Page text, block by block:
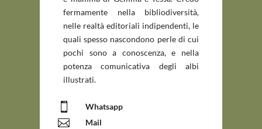
fermamente nella bibliodiversità,
nelle realtà editoriali indipendenti, le
quali spesso nascondono perle di cui
pochi sono a conoscenza, e nella
potenza comunicativa degli albi
illustrati.
 Whatsapp
 Mail